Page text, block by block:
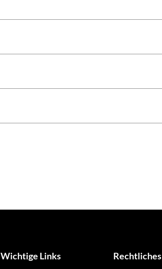
Wichtige Links Rechtliches